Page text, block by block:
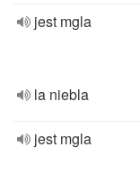
jest mgla
la niebla
jest mgla